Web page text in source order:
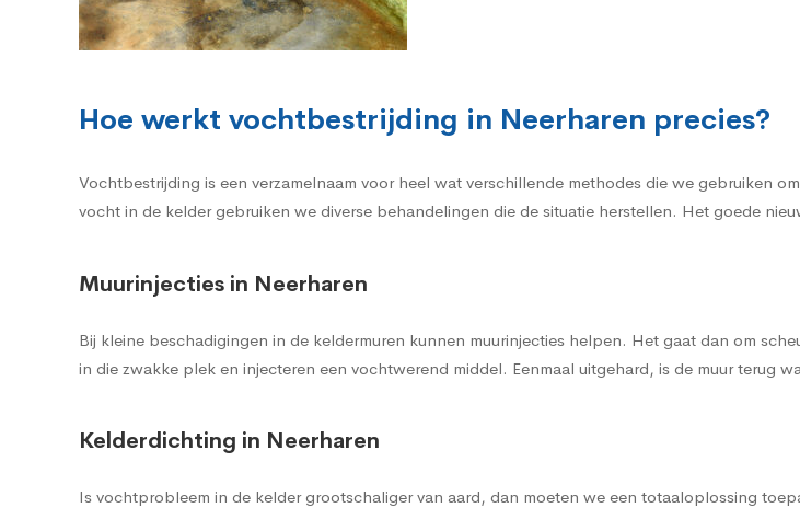
Hoe werkt vochtbestrijding in Neerharen precies?
Vochtbestrijding is een verzamelnaam voor heel wat verschillende methodes die we gebruiken
vocht in de kelder gebruiken we diverse behandelingen die de situatie herstellen. Het goede
Muurinjecties in Neerharen
Bij kleine beschadigingen in de keldermuren kunnen muurinjecties helpen. Het gaat dan om
in die zwakke plek en injecteren een vochtwerend middel. Eenmaal uitgehard, is de muur terug
Kelderdichting in Neerharen
Is vochtprobleem in de kelder grootschaliger van aard, dan moeten we een totaaloplossing